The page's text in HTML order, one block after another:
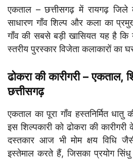
एकताल – छत्तीसगढ़ में रायगढ़
साधारण गाँव शिल्प और कला का
गाँव की सबसे बड़ी खासियत यह है कि
स्तरीय पुरस्कार विजेता कलाकारों का
ढोकरा की कारीगरी – एकताल,
छत्तीसगढ़
एकताल का पूरा गाँव हस्तनिर्मित धातु
इस शिल्पकारी को ढोकरा की
दस्तकार आज भी मोम क्षय विधि
इस्तेमाल करते हैं, जिसका प्रयोग सिंधु